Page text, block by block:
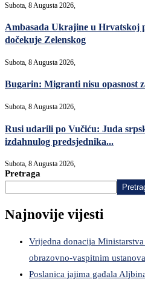
Subota, 8 Augusta 2026,
Ambasada Ukrajine u Hrvatskoj
dočekuje Zelenskog
Subota, 8 Augusta 2026,
Bugarin: Migranti nisu opasnost
Subota, 8 Augusta 2026,
Rusi udarili po Vučiću: Juda
izdahnulog predsjednika...
Subota, 8 Augusta 2026,
Pretraga
Najnovije vijesti
Vrijedna donacija
obrazovno-vaspitnim
Poslanica jajima gađala